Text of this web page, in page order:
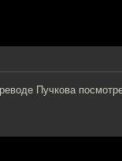
Пучкова